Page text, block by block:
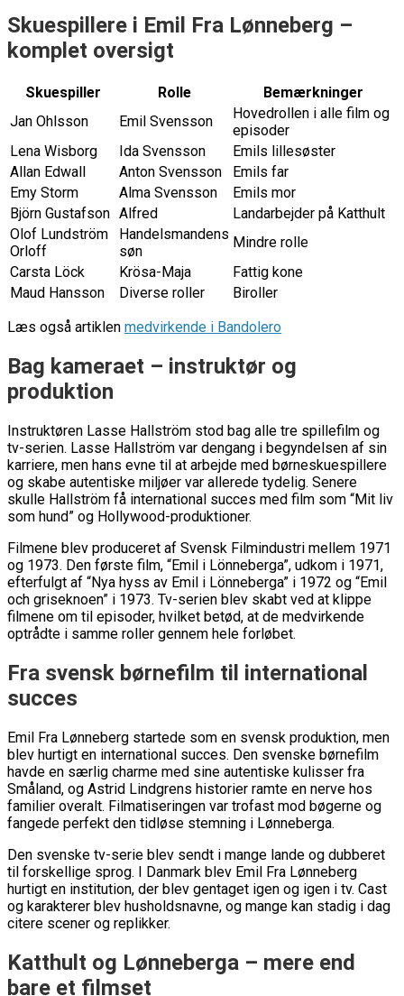
Skuespillere i Emil Fra Lønneberg –
komplet oversigt
Skuespiller Rolle
Bemærkninger
Jan Ohlsson
Emil Svensson
Hovedrollen i alle film og
episoder
Lena Wisborg
Ida Svensson
Emils lillesøster
Allan Edwall
Anton Svensson
Emils far
Emy Storm
Alma Svensson
Emils mor
Björn Gustafson Alfred
Landarbejder på Katthult
Olof Lundström
Orloff
Handelsmandens
søn
Mindre rolle
Carsta Löck
Krösa-Maja
Fattig kone
Maud Hansson
Diverse roller
Biroller
Læs også artiklen medvirkende i Bandolero
Bag kameraet – instruktør og
produktion
Instruktøren Lasse Hallström stod bag alle tre spillefilm og
tv-serien. Lasse Hallström var dengang i begyndelsen af sin
karriere, men hans evne til at arbejde med børneskuespillere
og skabe autentiske miljøer var allerede tydelig. Senere
skulle Hallström få international succes med film som “Mit liv
som hund” og Hollywood-produktioner.
Filmene blev produceret af Svensk Filmindustri mellem 1971
og 1973. Den første film, “Emil i Lönneberga”, udkom i 1971,
efterfulgt af “Nya hyss av Emil i Lönneberga” i 1972 og “Emil
och griseknoen” i 1973. Tv-serien blev skabt ved at klippe
filmene om til episoder, hvilket betød, at de medvirkende
optrådte i samme roller gennem hele forløbet.
Fra svensk børnefilm til international
succes
Emil Fra Lønneberg startede som en svensk produktion, men
blev hurtigt en international succes. Den svenske børnefilm
havde en særlig charme med sine autentiske kulisser fra
Småland, og Astrid Lindgrens historier ramte en nerve hos
familier overalt. Filmatiseringen var trofast mod bøgerne og
fangede perfekt den tidløse stemning i Lønneberga.
Den svenske tv-serie blev sendt i mange lande og dubberet
til forskellige sprog. I Danmark blev Emil Fra Lønneberg
hurtigt en institution, der blev gentaget igen og igen i tv. Cast
og karakterer blev husholdsnavne, og mange kan stadig i dag
citere scener og replikker.
Katthult og Lønneberga – mere end
bare et filmset